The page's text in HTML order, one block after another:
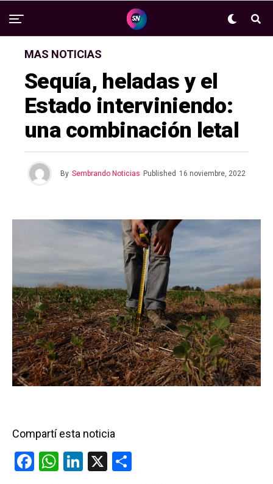
MAS NOTICIAS
Sequía, heladas y el
Estado interviniendo:
una combinación letal
By Sembrando Noticias Published 16 noviembre, 2022
Compartí esta noticia
F
W Li
X